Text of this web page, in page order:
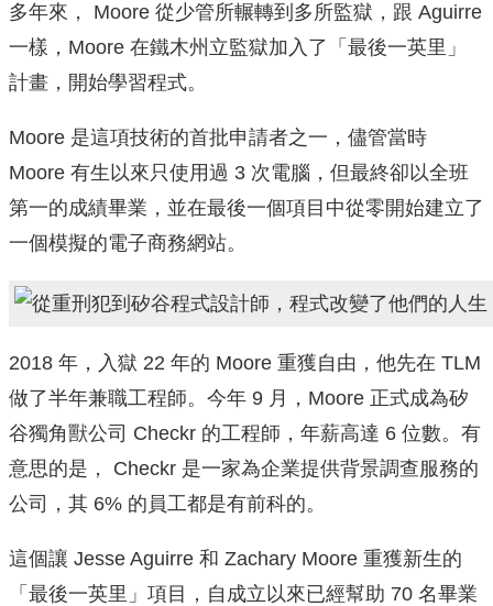
多年來， Moore 從少管所輾轉到多所監獄，跟 Aguirre
一樣，Moore 在鐵木州立監獄加入了「最後一英里」
計畫，開始學習程式。
Moore 是這項技術的首批申請者之一，儘管當時
Moore 有生以來只使用過 3 次電腦，但最終卻以全班
第一的成績畢業，並在最後一個項目中從零開始建立了
一個模擬的電子商務網站。
2018 年，入獄 22 年的 Moore 重獲自由，他先在 TLM
做了半年兼職工程師。今年 9 月，Moore 正式成為矽
谷獨角獸公司 Checkr 的工程師，年薪高達 6 位數。有
意思的是， Checkr 是一家為企業提供背景調查服務的
公司，其 6% 的員工都是有前科的。
這個讓 Jesse Aguirre 和 Zachary Moore 重獲新生的
「最後一英里」項目，自成立以來已經幫助 70 名畢業